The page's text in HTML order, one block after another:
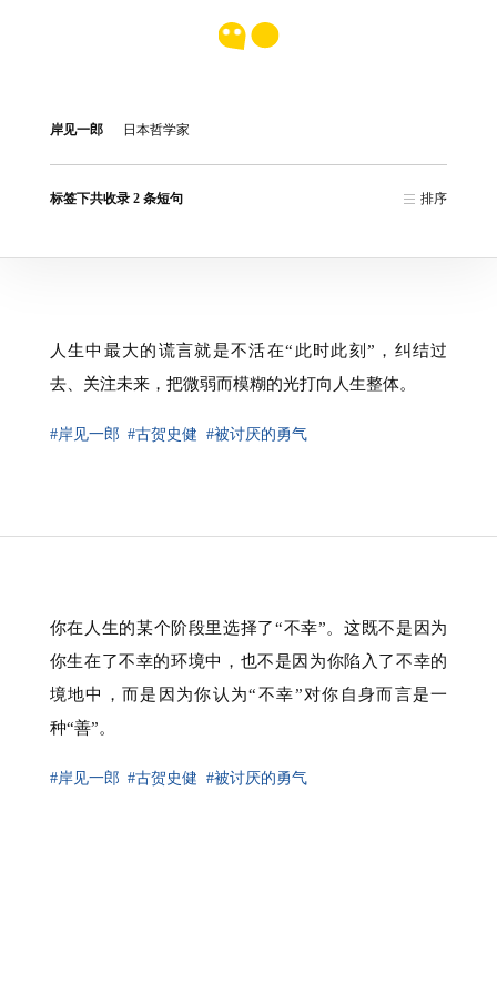
岸见一郎 日本哲学家
标签下共收录 2 条短句 排序
人生中最大的谎言就是不活在“此时此刻”，纠结过
去、关注未来，把微弱而模糊的光打向人生整体。
#岸见一郎 #古贺史健 #被讨厌的勇气
你在人生的某个阶段里选择了“不幸”。这既不是因为
你生在了不幸的环境中，也不是因为你陷入了不幸的
境地中，而是因为你认为“不幸”对你自身而言是一
种“善”。
#岸见一郎 #古贺史健 #被讨厌的勇气